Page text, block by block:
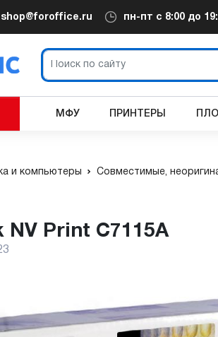
shop@foroffice.ru пн-пт с 8:00 до
МФУ ПРИНТЕРЫ
и компьютеры Совместимые,
NV Print C7115A